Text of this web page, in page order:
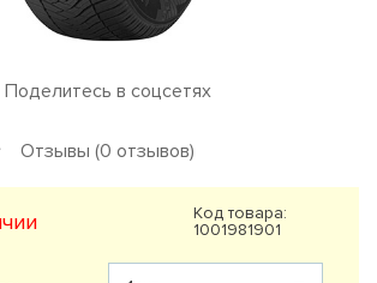
Поделитесь в соцсетях
Отзывы (0 отзывов)
Код товара:
1001981901